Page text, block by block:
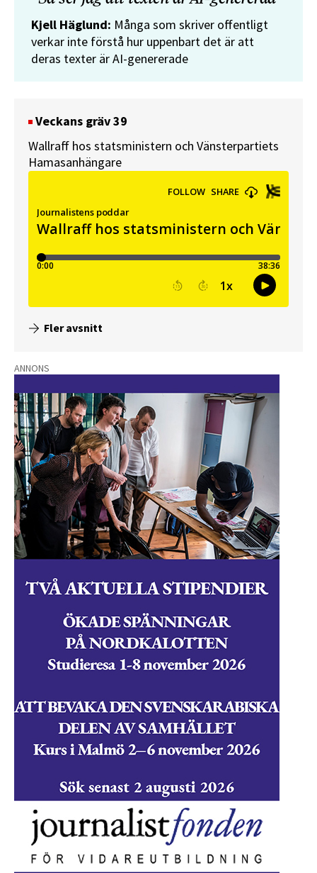
Kjell Häglund: Många som skriver offentligt
verkar inte förstå hur uppenbart det är att
deras texter är AI-genererade
Veckans gräv 39
Wallraff hos statsministern och Vänsterpartiets
Hamasanhängare
Fler avsnitt
ANNONS